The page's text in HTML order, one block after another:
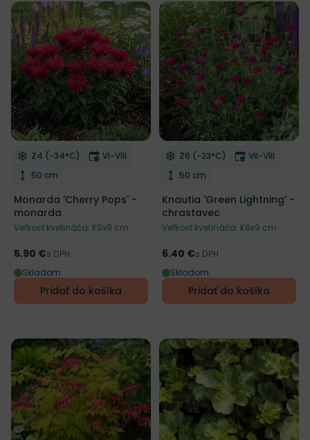
Odober do zoznamu želaní
Mrazuvzdornosť
Z4 (-34°C) Doba kvitnutia
VI-VIII
Výška rastliny
50 cm
Monarda 'Cherry Pops' -
monarda
Veľkosť kvetináča: K9x9 cm
Cena
5.90 €s DPH
Skladom
Pridať do košíka
NOVINKA
Odober do zoznamu želaní
Mrazuvzdornosť
Z6 (-23°C) Doba
VII-VIII
Výška rastliny
50 cm
Knautia 'Green Lightning' -
chrastavec
Veľkosť kvetináča: K9x9 cm
Cena
6.40 €s DPH
Skladom
Pridať do košíka